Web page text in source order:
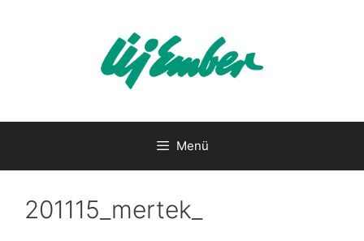
Menü
201115_mertek_